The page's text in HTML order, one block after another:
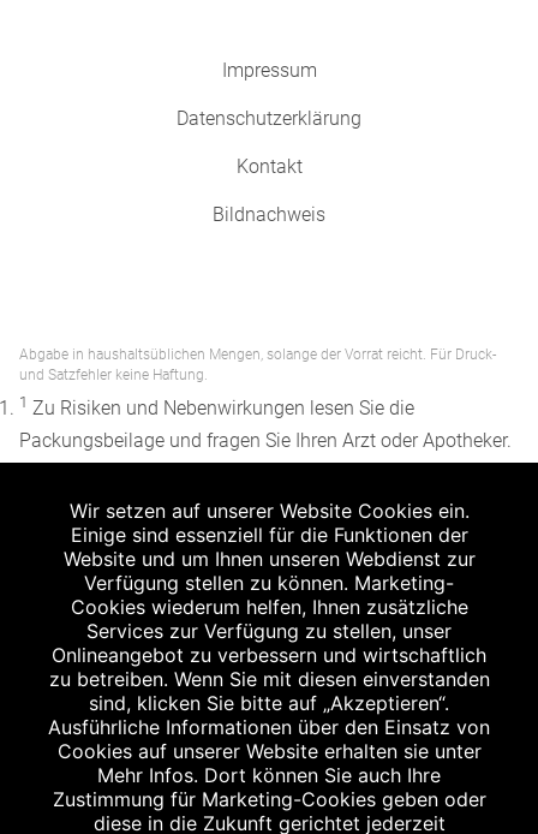
Impressum
Datenschutzerklärung
Kontakt
Bildnachweis
Abgabe in haushaltsüblichen Mengen, solange der Vorrat reicht. Für Druck-
und Satzfehler keine Haftung.
1 Zu Risiken und Nebenwirkungen lesen Sie die
Packungsbeilage und fragen Sie Ihren Arzt oder Apotheker.
Apothekenerstattungspreis (AEP). Der AEP ist keine
unverbindliche Preisempfehlung der Hersteller. Der AEP ist
ein von den Apotheken in Ansatz gebrachter Preis für
rezeptfreie Arzneimittel. Er entspricht in der Höhe dem für
Apotheken verbindlichen Abgabepreis, zu dem eine
Apotheke in bestimmten Fällen (z.B. bei Kindern unter 12
Jahren) das Produkt mit der gesetzlichen
Krankenversicherung abrechnet. Der AEP ist der allgemeine
Erstattungspreis im Falle einer Kostenübernahme durch die
gesetzlichen Krankenkassen, vor Abzug eines
Wir setzen auf unserer Website Cookies ein.
Einige sind essenziell für die Funktionen der
Website und um Ihnen unseren Webdienst zur
Verfügung stellen zu können. Marketing-
Cookies wiederum helfen, Ihnen zusätzliche
Services zur Verfügung zu stellen, unser
Onlineangebot zu verbessern und wirtschaftlich
zu betreiben. Wenn Sie mit diesen einverstanden
sind, klicken Sie bitte auf „Akzeptieren“.
Ausführliche Informationen über den Einsatz von
Cookies auf unserer Website erhalten sie unter
Mehr Infos. Dort können Sie auch Ihre
Zustimmung für Marketing-Cookies geben oder
diese in die Zukunft gerichtet jederzeit